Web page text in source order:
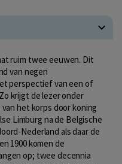
ruim twee eeuwen. Dit
van negen
perspectief van een of
krijgt de lezer onder
het korps door koning
Limburg na de Belgische
Nederland als daar de
1900 komen de
op; twee decennia